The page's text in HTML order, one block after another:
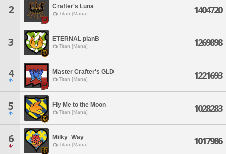
2 Crafter's Luna
Titan [Mana] 1404720
3 ETERNAL planB
Titan [Mana] 1269898
4 Master Crafter's GLD
Titan [Mana] 1221693
5 Fly Me to the Moon
Titan [Mana] 1028283
6 Milky_Way
Titan [Mana] 1017986